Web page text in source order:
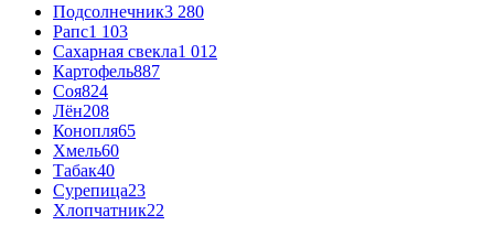
Подсолнечник3 280
Рапс1 103
Сахарная свекла1 012
Картофель887
Соя824
Лён208
Конопля65
Хмель60
Табак40
Сурепица23
Хлопчатник22